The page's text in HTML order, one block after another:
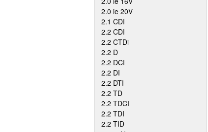
2.0 ie 20V
2.1 CDI
2.2 CDI
2.2 CTDi
2.2 D
2.2 DCI
2.2 DI
2.2 DTI
2.2 TD
2.2 TDCI
2.2 TDI
2.2 TID